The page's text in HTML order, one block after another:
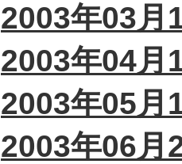
2003年03月
2003年04月
2003年05月
2003年06月